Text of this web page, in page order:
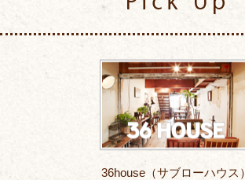
36house（サブローハウス）